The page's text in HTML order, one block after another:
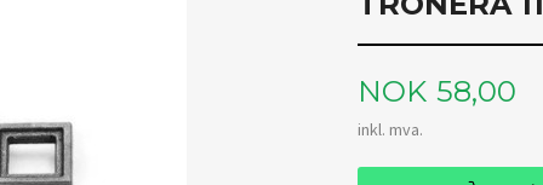
Pris
NOK 58,00
inkl. mva.